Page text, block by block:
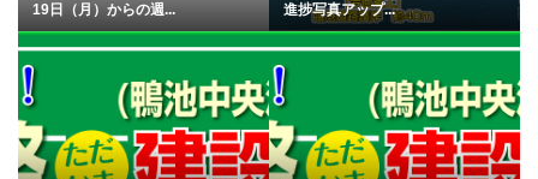
19日（月）からの週...
進捗写真アップ...